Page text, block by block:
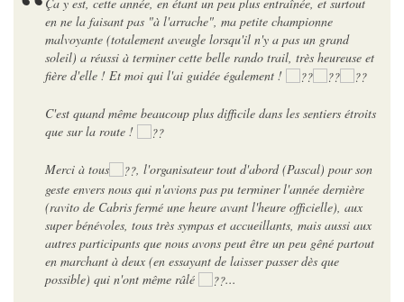
en ne la faisant pas "à l'arrache", ma petite championne
malvoyante (totalement aveugle lorsqu'il n'y a pas un grand
soleil) a réussi à terminer cette belle rando trail, très heureuse et
fière d'elle ! Et moi qui l'ai guidée également !
C'est quand même beaucoup plus difficile dans les sentiers étroits
que sur la route !
Merci à tous
, l'organisateur tout d'abord (Pascal) pour son
geste envers nous qui n'avions pas pu terminer l'année dernière
(ravito de Cabris fermé une heure avant l'heure officielle), aux
super bénévoles, tous très sympas et accueillants, mais aussi aux
autres participants que nous avons peut être un peu gêné partout
en marchant à deux (en essayant de laisser passer dès que
possible) qui n'ont même râlé
...